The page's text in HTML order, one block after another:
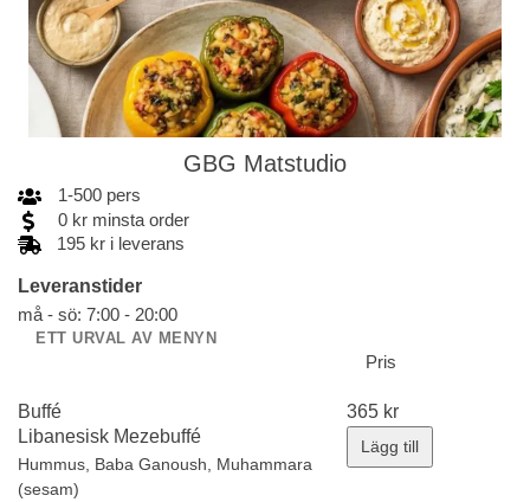
GBG Matstudio
1-500 pers
0 kr minsta order
195 kr i leverans
Leveranstider
må - sö: 7:00 - 20:00
ETT URVAL AV MENYN
Pris
Buffé
Libanesisk Mezebuffé
Hummus, Baba Ganoush, Muhammara
(sesam)
365 kr
Lägg till